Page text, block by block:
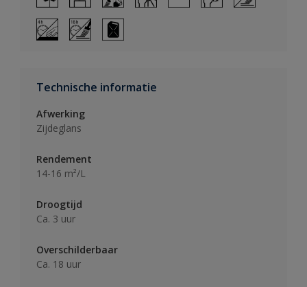
Technische informatie
Afwerking
Zijdeglans
Rendement
14-16 m²/L
Droogtijd
Ca. 3 uur
Overschilderbaar
Ca. 18 uur